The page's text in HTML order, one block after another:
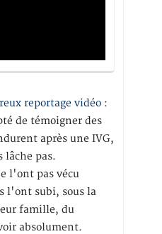
reportage vidéo :
de témoigner des
après une IVG,
lâche pas.
l'ont pas vécu
l'ont subi, sous la
famille, du
absolument.